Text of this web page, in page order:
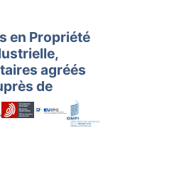
en Propriété
agréés
de